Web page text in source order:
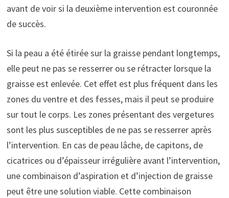
avant de voir si la deuxième intervention est couronnée
de succès.
Si la peau a été étirée sur la graisse pendant longtemps,
elle peut ne pas se resserrer ou se rétracter lorsque la
graisse est enlevée. Cet effet est plus fréquent dans les
zones du ventre et des fesses, mais il peut se produire
sur tout le corps. Les zones présentant des vergetures
sont les plus susceptibles de ne pas se resserrer après
l’intervention. En cas de peau lâche, de capitons, de
cicatrices ou d’épaisseur irrégulière avant l’intervention,
une combinaison d’aspiration et d’injection de graisse
peut être une solution viable. Cette combinaison